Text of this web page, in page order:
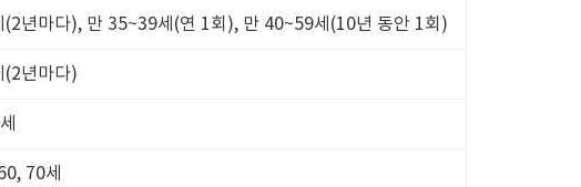
(2년마다), 만 35~39세(연 1회), 만 40~59세(10년 동안 1회)
(2년마다)
70세